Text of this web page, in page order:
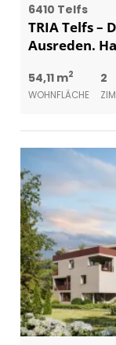
6410 Telfs
TRIA Telfs –
Ausreden.
54,11 m2
WOHNFLÄCHE
2